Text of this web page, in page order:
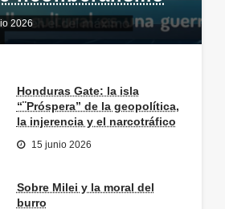
2026
Honduras Gate: la isla
“¨Próspera” de la geopolítica,
la injerencia y el narcotráfico
15 junio 2026
Sobre Milei y la moral del
burro